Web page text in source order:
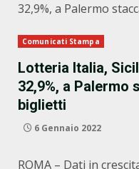
32,9%, a Palermo
Comunicati Stampa
Lotteria Italia,
32,9%, a Palermo
biglietti
6 Gennaio 2022
ROMA – Dati in